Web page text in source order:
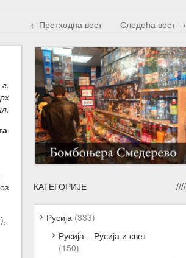
←Претходна вест Следећа вест →
КАТЕГОРИЈЕ
Русија (333)
Русија – Русија и свет
(150)